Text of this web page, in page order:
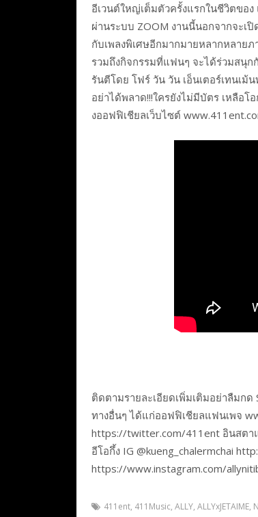
อีเวนต์ใหญ่เต็มตัวครั้งแรกในชีวิตขอ
ผ่านระบบ ZOOM งานนี้นอกจากจะเ
กับเพลงพิเศษอีกมากมายหลากหลายภ
รวมถึงกิจกรรมที่แฟนๆ จะได้ร่วมสนุ
รันตีโดย โฟร์ วัน วัน เอ็นเตอร์เทนเ
อย่าได้พลาด!!!ใครยังไม่มีบัตร เหลือ
งออฟฟิเชียลเว็บไซต์
ติดตามรายละเอียดเพิ่มเติมอย่าลืมก
ทางอื่นๆ ได้แก่ออฟฟิเชียลแฟนเพจ
https://twitter.com/411ent อินสตา
อีโอกึ้ง IG @kueng_chalermchai
https://www.instagram.com/
411ent, 411Music,ALLY,ALLYxJETAIME,